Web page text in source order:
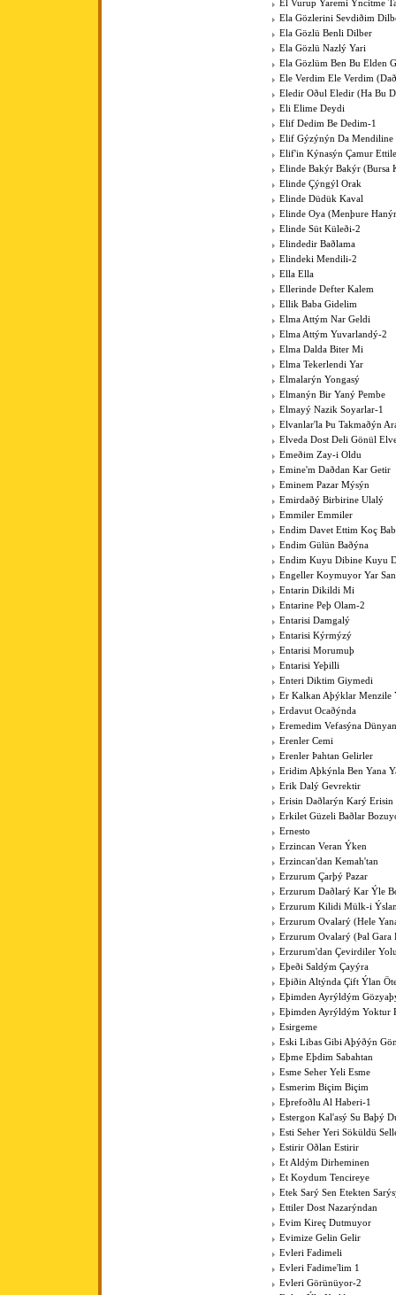
El Vurup Yaremi Ýncitme
Ela Gözlerini Sevdiðim
Ela Gözlü Benli Dilber
Ela Gözlü Nazlý Yari
Ela Gözlüm Ben Bu Elden
Ele Verdim Ele Verdim
Eledir Oðul Eledir (Ha Bu
Eli Elime Deydi
Elif Dedim Be Dedim-1
Elif Gýzýnýn Da Mendiline
Elif'in Kýnasýn Çamur
Elinde Bakýr Bakýr (Bursa
Elinde Çýngýl Orak
Elinde Düdük Kaval
Elinde Oya (Menþure
Elinde Süt Küleði-2
Elindedir Baðlama
Elindeki Mendili-2
Ella Ella
Ellerinde Defter Kalem
Ellik Baba Gidelim
Elma Attým Nar Geldi
Elma Attým Yuvarlandý-2
Elma Dalda Biter Mi
Elma Tekerlendi Yar
Elmalarýn Yongasý
Elmanýn Bir Yaný Pembe
Elmayý Nazik Soyarlar-1
Elvanlar'la Þu Takmaðýn
Elveda Dost Deli Gönül
Emeðim Zay-i Oldu
Emine'm Daðdan Kar Getir
Eminem Pazar Mýsýn
Emirdaðý Birbirine Ulalý
Emmiler Emmiler
Endim Davet Ettim Koç
Endim Gülün Baðýna
Endim Kuyu Dibine Kuyu
Engeller Koymuyor Yar
Entarin Dikildi Mi
Entarine Peþ Olam-2
Entarisi Damgalý
Entarisi Kýrmýzý
Entarisi Morumuþ
Entarisi Yeþilli
Enteri Diktim Giymedi
Er Kalkan Aþýklar Menzile
Erdavut Ocaðýnda
Eremedim Vefasýna
Erenler Cemi
Erenler Þahtan Gelirler
Eridim Aþkýnla Ben Yana
Erik Dalý Gevrektir
Erisin Daðlarýn Karý Erisin
Erkilet Güzeli Baðlar
Ernesto
Erzincan Veran Ýken
Erzincan'dan Kemah'tan
Erzurum Çarþý Pazar
Erzurum Daðlarý Kar Ýle
Erzurum Kilidi Mülk-i
Erzurum Ovalarý (Hele
Erzurum Ovalarý (Þal Gara
Erzurum'dan Çevirdiler
Eþeði Saldým Çayýra
Eþiðin Altýnda Çift Ýlan
Eþimden Ayrýldým
Eþimden Ayrýldým Yoktur
Esirgeme
Eski Libas Gibi Aþýðýn
Eþme Eþdim Sabahtan
Esme Seher Yeli Esme
Esmerim Biçim Biçim
Eþrefoðlu Al Haberi-1
Estergon Kal'asý Su Baþý
Esti Seher Yeri Söküldü
Estirir Oðlan Estirir
Et Aldým Dirheminen
Et Koydum Tencireye
Etek Sarý Sen Etekten
Ettiler Dost Nazarýndan
Evim Kireç Dutmuyor
Evimize Gelin Gelir
Evleri Fadimeli
Evleri Fadime'lim 1
Evleri Görünüyor-2